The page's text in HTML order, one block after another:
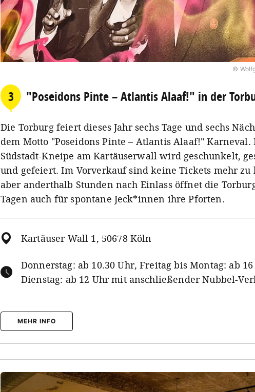
©
3 "Poseidons Pinte – Atlantis Alaaf!" in der
Die Torburg feiert dieses Jahr sechs Tage und sechs
dem Motto "Poseidons Pinte – Atlantis Alaaf!" Karneval.
Südstadt-Kneipe am Kartäuserwall wird geschunkelt,
und gefeiert. Im Vorverkauf sind keine Tickets mehr zu
aber anderthalb Stunden nach Einlass öffnet die
Tagen auch für spontane Jeck*innen ihre Pforten.
Kartäuser Wall 1, 50678 Köln
Donnerstag: ab 10.30 Uhr, Freitag bis Montag: ab
Dienstag: ab 12 Uhr mit anschließender Nubbel-
MEHR INFO